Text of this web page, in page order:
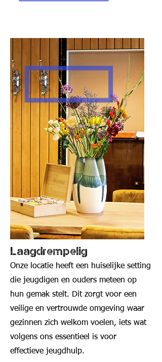
Laagdrempelig
Onze locatie heeft een huiselijke setting
die jeugdigen en ouders meteen op
hun gemak stelt. Dit zorgt voor een
veilige en vertrouwde omgeving waar
gezinnen zich welkom voelen, iets wat
volgens ons essentieel is voor
effectieve jeugdhulp.